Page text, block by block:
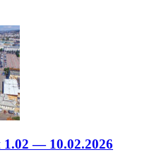
— 10.02.2026